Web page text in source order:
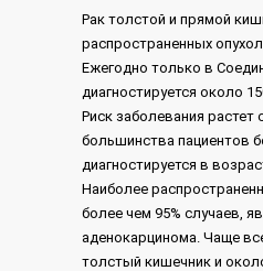
Рак толстой и прямой
распространенных
Ежегодно только в
диагностируется около
Риск заболевания растет
большинства пациентов
диагностируется в
Наиболее
более чем 95% случаев,
аденокарцинома. Чаще
толстый кишечник и